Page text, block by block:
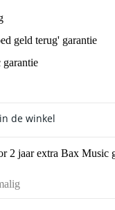
geld terug' garantie
de winkel
2 jaar extra Bax Music